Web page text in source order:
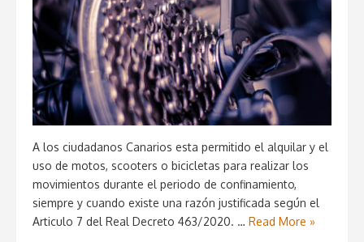
A los ciudadanos Canarios esta permitido el alquilar y el
uso de motos, scooters o bicicletas para realizar los
movimientos durante el periodo de confinamiento,
siempre y cuando existe una razón justificada según el
Articulo 7 del Real Decreto 463/2020. … Read More »